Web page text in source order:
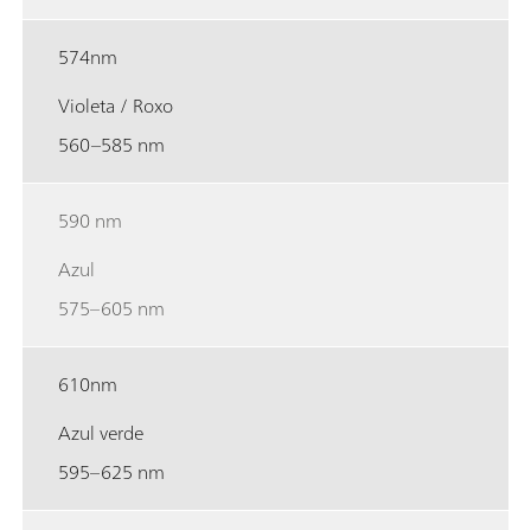
574nm
Violeta / Roxo
560–585 nm
590 nm
Azul
575–605 nm
610nm
Azul verde
595–625 nm